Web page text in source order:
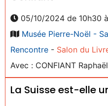
05/10/2024 de 10h30
Musée Pierre-Noël -
Rencontre - Salon du
Avec : CONFIANT Raphaël
La Suisse est-elle